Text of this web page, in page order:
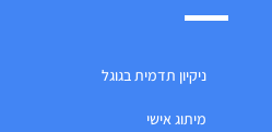
ניקיון תדמית בגוגל
מיתוג אישי